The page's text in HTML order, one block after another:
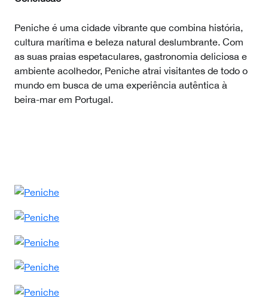
Peniche é uma cidade vibrante que combina história,
cultura marítima e beleza natural deslumbrante. Com
as suas praias espetaculares, gastronomia deliciosa e
ambiente acolhedor, Peniche atrai visitantes de todo o
mundo em busca de uma experiência autêntica à
beira-mar em Portugal.